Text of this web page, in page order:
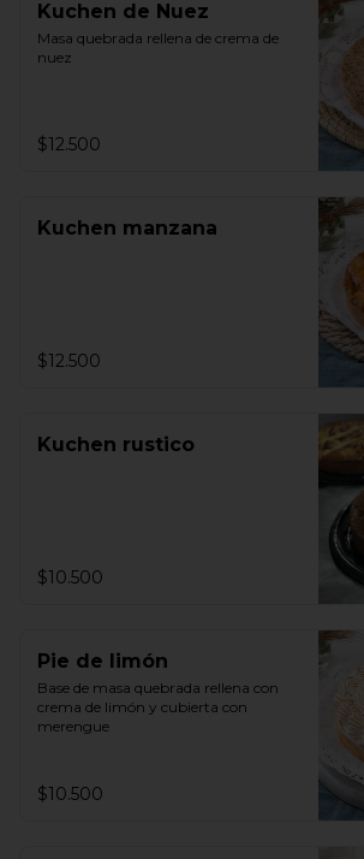
Kuchen de Nuez
Masa quebrada rellena de crema de
nuez
$12.500
Kuchen manzana
$12.500
Kuchen rustico
$10.500
Pie de limón
Base de masa quebrada rellena con
crema de limón y cubierta con
merengue
$10.500